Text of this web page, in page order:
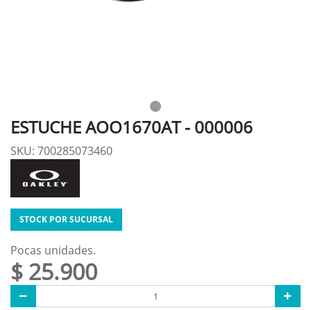
ESTUCHE AOO1670AT - 000006
SKU: 700285073460
STOCK POR SUCURSAL
Pocas unidades.
$ 25.900